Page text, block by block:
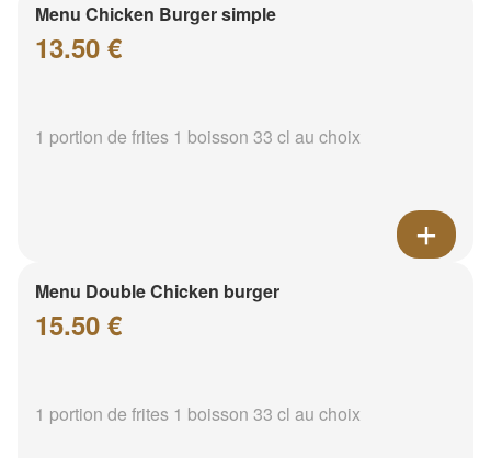
Menu Chicken Burger simple
13.50 €
1 portion de frites 1 boisson 33 cl au choix
Menu Double Chicken burger
15.50 €
1 portion de frites 1 boisson 33 cl au choix